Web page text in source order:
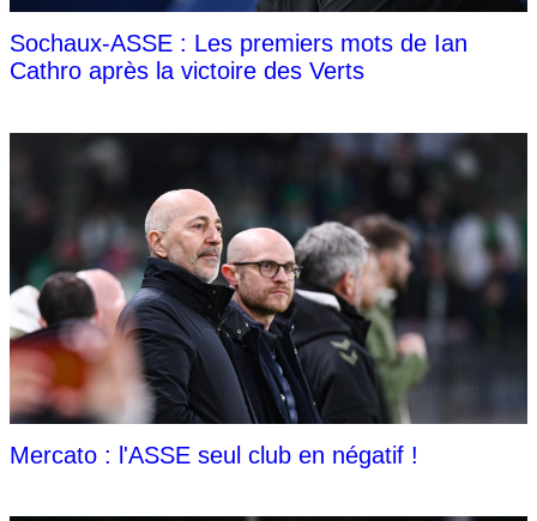
Sochaux-ASSE : Les premiers mots de Ian
Cathro après la victoire des Verts
Mercato : l'ASSE seul club en négatif !